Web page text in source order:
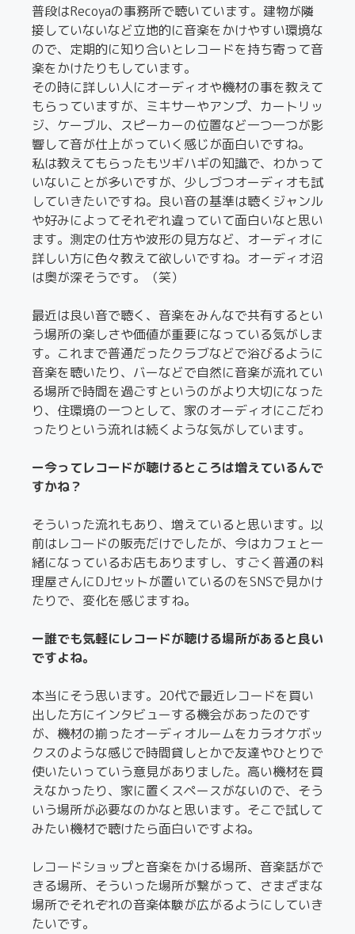
普段はRecoyaの事務所で聴いています。建物が隣
接していないなど立地的に音楽をかけやすい環境な
ので、定期的に知り合いとレコードを持ち寄って音
楽をかけたりもしています。
その時に詳しい人にオーディオや機材の事を教えて
もらっていますが、ミキサーやアンプ、カートリッ
ジ、ケーブル、スピーカーの位置など一つ一つが影
響して音が仕上がっていく感じが面白いですね。
私は教えてもらったもツギハギの知識で、わかって
いないことが多いですが、少しづつオーディオも試
していきたいですね。良い音の基準は聴くジャンル
や好みによってそれぞれ違っていて面白いなと思い
ます。測定の仕方や波形の見方など、オーディオに
詳しい方に色々教えて欲しいですね。オーディオ沼
は奥が深そうです。（笑）
最近は良い音で聴く、音楽をみんなで共有するとい
う場所の楽しさや価値が重要になっている気がしま
す。これまで普通だったクラブなどで浴びるように
音楽を聴いたり、バーなどで自然に音楽が流れてい
る場所で時間を過ごすというのがより大切になった
り、住環境の一つとして、家のオーディオにこだわ
ったりという流れは続くような気がしています。
ー今ってレコードが聴けるところは増えているんで
すかね？
そういった流れもあり、増えていると思います。以
前はレコードの販売だけでしたが、今はカフェと一
緒になっているお店もありますし、すごく普通の料
理屋さんにDJセットが置いているのをSNSで見かけ
たりで、変化を感じますね。
ー誰でも気軽にレコードが聴ける場所があると良い
ですよね。
本当にそう思います。20代で最近レコードを買い
出した方にインタビューする機会があったのです
が、機材の揃ったオーディオルームをカラオケボッ
クスのような感じで時間貸しとかで友達やひとりで
使いたいっていう意見がありました。高い機材を買
えなかったり、家に置くスペースがないので、そう
いう場所が必要なのかなと思います。そこで試して
みたい機材で聴けたら面白いですよね。
レコードショップと音楽をかける場所、音楽話がで
きる場所、そういった場所が繋がって、さまざまな
場所でそれぞれの音楽体験が広がるようにしていき
たいです。